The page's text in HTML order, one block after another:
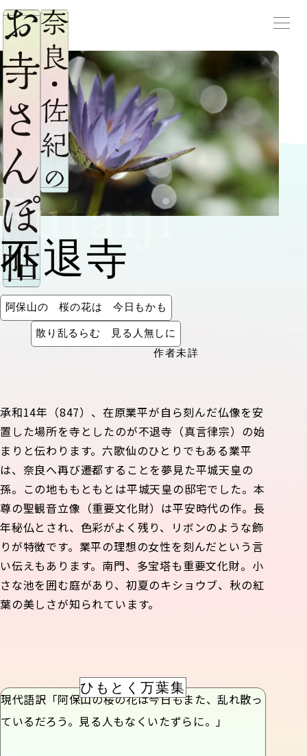
メニ
不退寺
阿保山の 桜の花は 今日もかも
散り乱るらむ 見る人無しに
作者未詳
承和14年（847）、在原業平が自ら刻んだ仏像を安
置した場所を寺としたのが不退寺（真言律宗）の始
まりと伝わります。六歌仙のひとりでもある業平
は、奈良へ再び遷都することを夢見た平城天皇の
孫。この地ももともとは平城天皇の邸宅でした。本
尊の聖観音立像（重要文化財）は平安時代の作。長
年秘仏とされ、色彩がよく残り、リボンのような飾
りが特徴です。業平の理想の女性を刻んだという言
い伝えもあります。南門、多宝塔も重要文化財。小
さな池を囲む庭があり、初夏のキショウブ、秋の紅
葉の美しさが知られています。
ひもとく万葉集
現代語訳「阿保山の桜の花は今日もまた、乱れ散っ
ているだろう。見る人もなくいたずらに。」